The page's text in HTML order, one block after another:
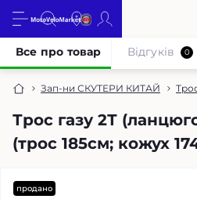
Зап-ни СКУТЕРИ КИТАЙ
Трос газу 2Т
(трос 185см; кожух
Все про товар Відгуків 0
продано